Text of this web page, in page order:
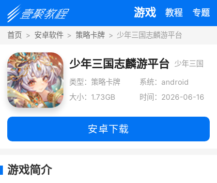
游戏 教程 专题
首页 安卓软件 策略卡牌 少年三国志麟游平台
少年三国志麟游平台 少年三国
志麟游版
是一款三
国题材的
类型：策略卡牌
系统：android
大小：1.73GB
时间：2026-06-16
安卓下载
游戏简介